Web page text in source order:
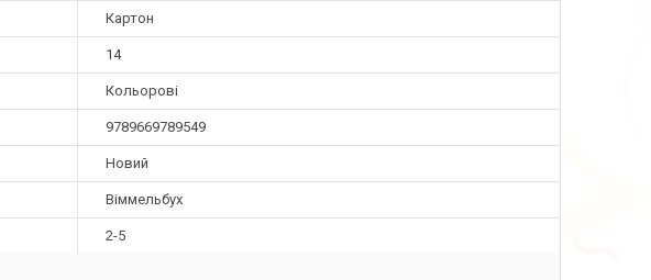
Картон
14
Кольорові
9789669789549
Новий
Віммельбух
2-5